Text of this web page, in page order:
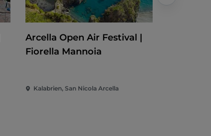
Arcella Open Air Festival |
Fiorella Mannoia
Kalabrien, San Nicola Arcella